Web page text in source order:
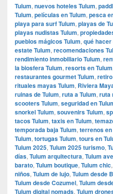
Tulum, nuevos hoteles Tulum,
Tulum, películas en Tulum, pesca
playa para surf Tulum, playas de
playas nudistas Tulum,
pueblos mágicos Tulum, qué hacer
estate Tulum, recomendaciones
rendimiento inmobiliario Tulum,
la biosfera Tulum, resorts en Tulum
restaurantes gourmet Tulum, retiro
rituales mayas Tulum, Riviera
ruinas de Tulum, ruta a Tulum, ruta
scooters Tulum, seguridad en
snorkel Tulum, souvenirs Tulum,
tacos Tulum, taxis en Tulum,
temporada baja Tulum, terrenos en
Tulum, tortugas Tulum, tours en
Tulum 2025, Tulum 2025 turismo,
días, Tulum arquitectura, Tulum
barato, Tulum boutique, Tulum chic,
niños, Tulum de lujo, Tulum desde
Tulum desde Cozumel, Tulum
Tulum digital nomads, Tulum